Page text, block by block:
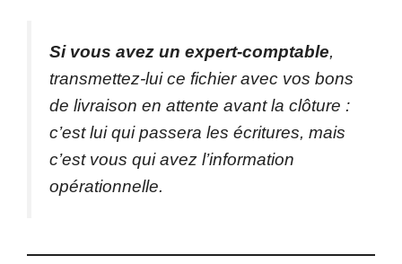
Si vous avez un expert-comptable,
transmettez-lui ce fichier avec vos bons
de livraison en attente avant la clôture :
c’est lui qui passera les écritures, mais
c’est vous qui avez l’information
opérationnelle.